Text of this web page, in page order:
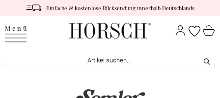
Einfache & kostenlose Rücksendung innerhalb Deutschlands
Menü